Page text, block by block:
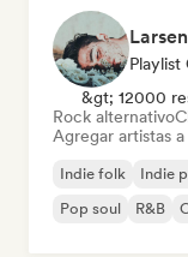
Playlist
&gt; 12000
Rock alternativo
Agregar artistas
Indie folk Indie
Pop soul
R&B